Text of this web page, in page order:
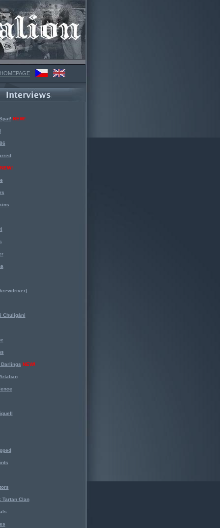
NEW!
Chuligáni
NEW!
Tartan Clan